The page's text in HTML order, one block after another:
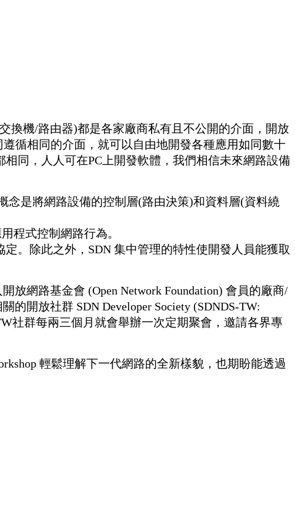
換機/路由器)都是各家廠商私有且不公開的介面，開放
循相同的介面，就可以自由地開發各種應用如同數十
同，人人可在PC上開發軟體，我們相信未來網路設備
念是將網路設備的控制層(路由決策)和資料層(資料繞
程式控制網路行為。
。除此之外，SDN 集中管理的特性使開發人員能獲取
網路基金會 (Open Network Foundation) 會員的廠商/
開放社群 SDN Developer Society (SDNDS-TW:
社群每兩三個月就會舉辦一次定期聚會，邀請各界專
輕鬆理解下一代網路的全新樣貌，也期盼能透過